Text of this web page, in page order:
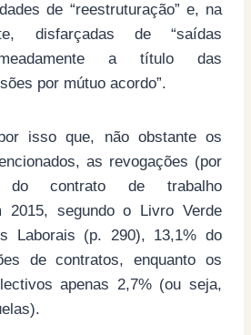
de “reestruturação” e, na
disfarçadas de “saídas
a título das
por mútuo acordo”.
isso que, não obstante os
as revogações (por
do contrato de trabalho
2015, segundo o Livro Verde
Laborais (p. 290), 13,1% do
de contratos, enquanto os
apenas 2,7% (ou seja,